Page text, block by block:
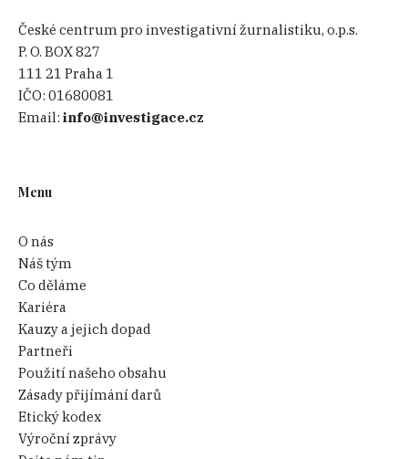
České centrum pro investigativní žurnalistiku, o.p.s.
P. O. BOX 827
111 21 Praha 1
IČO:01680081
Email:info@investigace.cz
Menu
O nás
Náš tým
Co děláme
Kariéra
Kauzy a jejich dopad
Partneři
Použití našeho obsahu
Zásady přijímání darů
Etický kodex
Výroční zprávy